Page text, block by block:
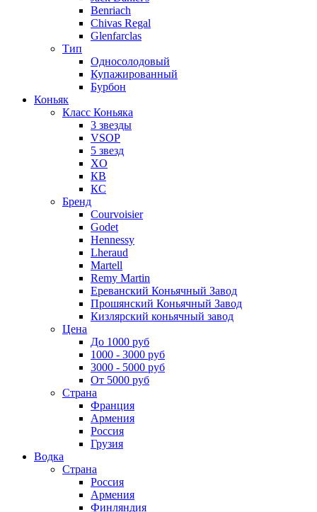
Benriach
Chivas Regal
Glenfarclas
Тип
Односолодовый
Купажированный
Бурбон
Коньяк
Класс Коньяка
3 звезды
VSOP
5 звезд
XO
КВ
КС
Бренд
Courvoisier
Godet
Hennessy
Lheraud
Martell
Remy Martin
Ереванский Коньячный Завод
Прошянский Коньячный Завод
Кизлярский коньячный завод
Цена
До 1000 руб
1000 - 3000 руб
3000 - 5000 руб
От 5000 руб
Страна
Франция
Армения
Россия
Грузия
Водка
Страна
Россия
Армения
Финляндия